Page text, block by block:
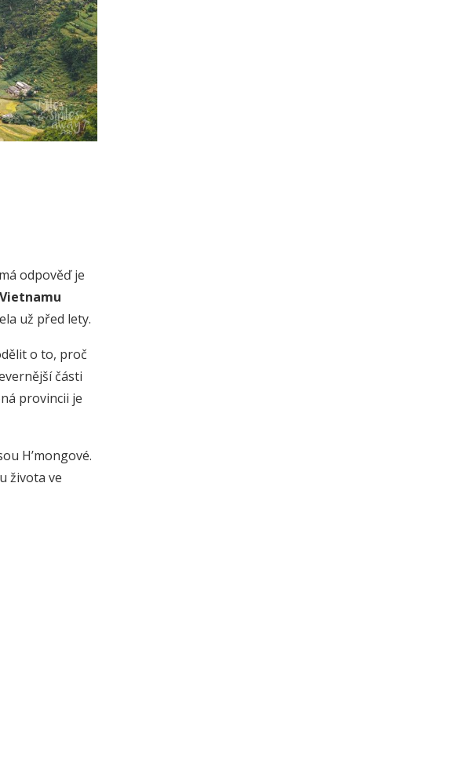
odpověď je
Vietnamu
už před lety.
o to, proč
části
provincii je
H’mongové.
života ve